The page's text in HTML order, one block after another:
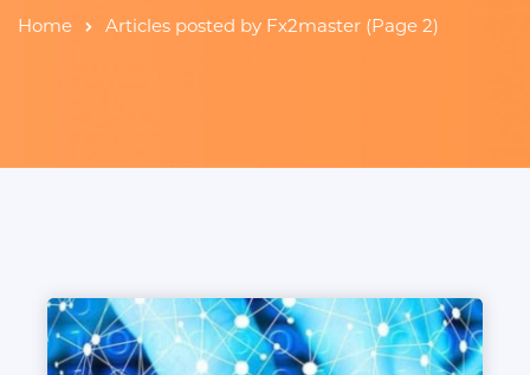
Home Articles posted by Fx2master (Page 2)